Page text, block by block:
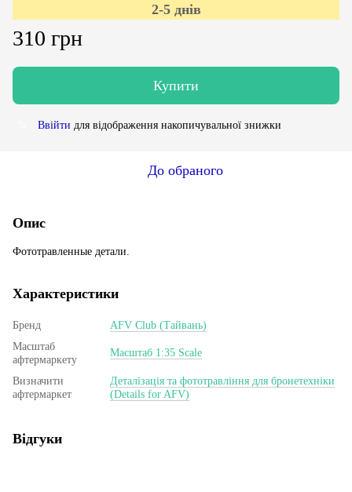
2-5 днів
310 грн
Купити
Ввійти для відображення накопичувальної знижки
До обраного
Опис
Фототравленные детали.
Характеристики
Бренд
AFV Club (Тайвань)
Масштаб
афтермаркету
Масштаб 1:35 Scale
Визначити
афтермаркет
Деталізація та фототравління для бронетехніки
(Details for AFV)
Відгуки